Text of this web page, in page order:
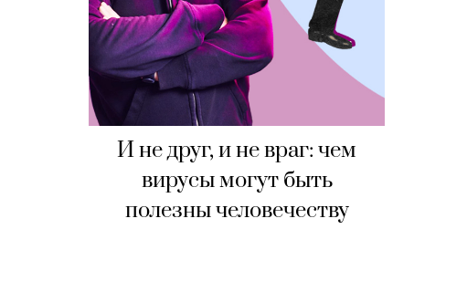
И не друг, и не враг: чем
вирусы могут быть
полезны человечеству